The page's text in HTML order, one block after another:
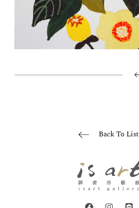
Back To List